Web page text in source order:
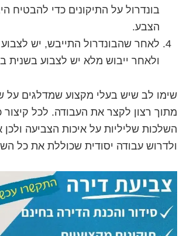
בונדרול על התיקונים כדי להבטיח
הצבע.
לאחר שהבונדרול התייבש, יש
ולאחר ייבוש מלא יש לצבוע בשנית
שימו לב שיש בעלי מקצוע שמדלגים על
מתוך רצון לקצר את העבודה. לכל קיצור
השלכות שליליות על איכות הצביעה
ולדרוש עבודה יסודית שכוללת את כל